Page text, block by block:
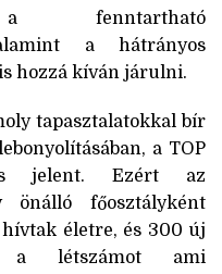
a fenntartható
a hátrányos
hozzá kíván járulni.
tapasztalatokkal bír
a TOP
jelent. Ezért az
önálló főosztályként
életre, és 300 új
a létszámot ami